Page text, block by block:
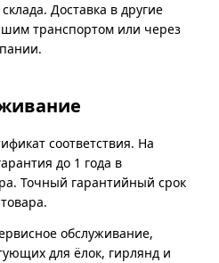
Доставка в другие
транспортом или через
соответствия. На
до 1 года в
Точный гарантийный срок
обслуживание,
для ёлок, гирлянд и